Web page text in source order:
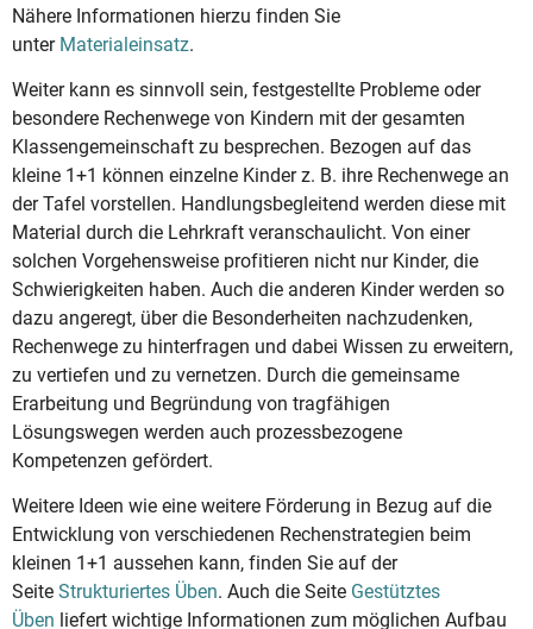
Nähere Informationen hierzu finden Sie
unter Materialeinsatz.
Weiter kann es sinnvoll sein, festgestellte Probleme oder
besondere Rechenwege von Kindern mit der gesamten
Klassengemeinschaft zu besprechen. Bezogen auf das
kleine 1+1 können einzelne Kinder z. B. ihre Rechenwege an
der Tafel vorstellen. Handlungsbegleitend werden diese mit
Material durch die Lehrkraft veranschaulicht. Von einer
solchen Vorgehensweise profitieren nicht nur Kinder, die
Schwierigkeiten haben. Auch die anderen Kinder werden so
dazu angeregt, über die Besonderheiten nachzudenken,
Rechenwege zu hinterfragen und dabei Wissen zu erweitern,
zu vertiefen und zu vernetzen. Durch die gemeinsame
Erarbeitung und Begründung von tragfähigen
Lösungswegen werden auch prozessbezogene
Kompetenzen gefördert.
Weitere Ideen wie eine weitere Förderung in Bezug auf die
Entwicklung von verschiedenen Rechenstrategien beim
kleinen 1+1 aussehen kann, finden Sie auf der
Seite Strukturiertes Üben. Auch die Seite Gestütztes
Üben liefert wichtige Informationen zum möglichen Aufbau